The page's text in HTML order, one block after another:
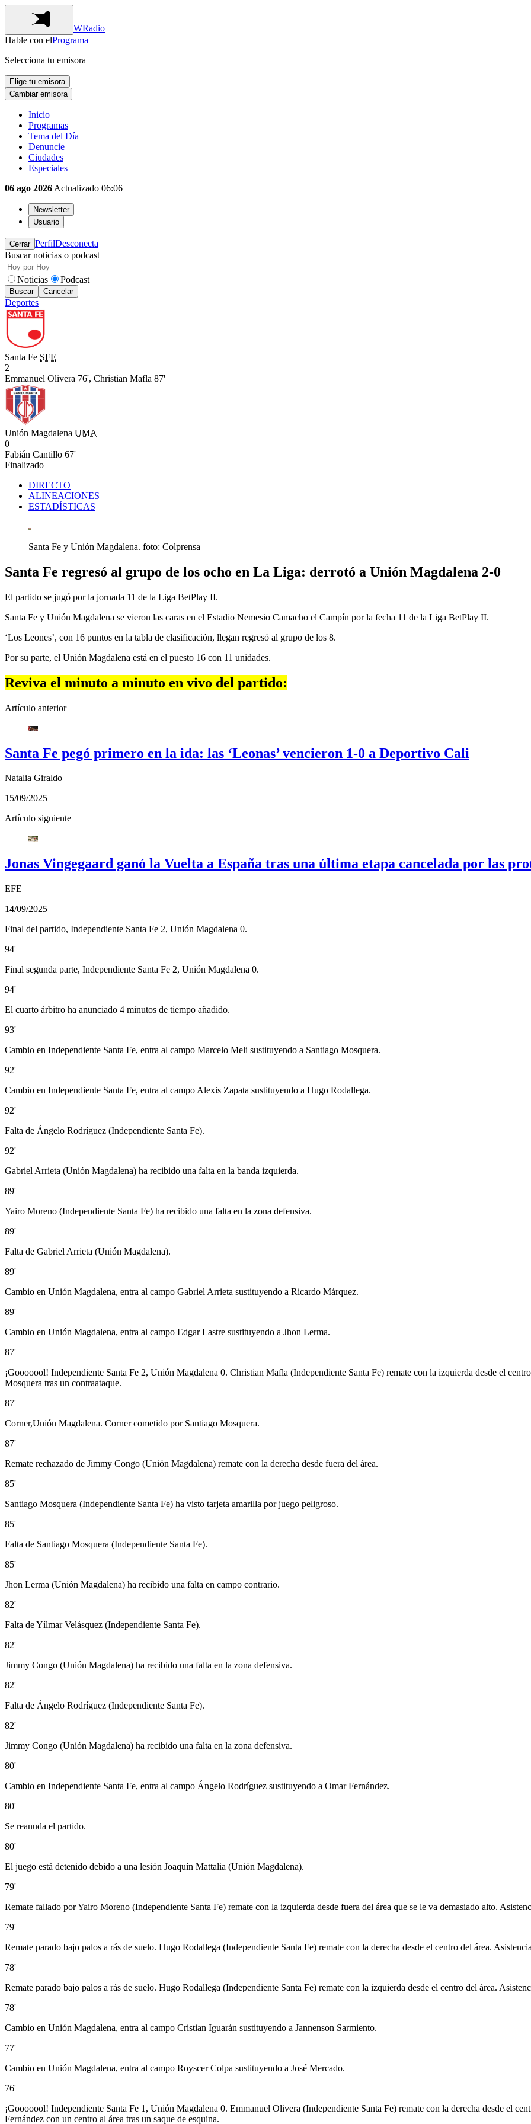
WRadio
Hable con elPrograma
Selecciona tu emisora
Elige tu emisora
Cambiar emisora
Inicio
Programas
Tema del Día
Denuncie
Ciudades
Especiales
06 ago 2026 Actualizado 06:06
Newsletter
Usuario
Cerrar PerfilDesconecta
Buscar noticias o podcast
Noticias Podcast
Buscar Cancelar
Deportes
Santa Fe SFE
2
Emmanuel Olivera 76', Christian Mafla 87'
Unión Magdalena UMA
0
Fabián Cantillo 67'
Finalizado
DIRECTO
ALINEACIONES
ESTADÍSTICAS
Santa Fe y Unión Magdalena. foto: Colprensa
Santa Fe regresó al grupo de los ocho en La Liga: derrotó a Unión Magdalena 2-0
El partido se jugó por la jornada 11 de la Liga BetPlay II.
Santa Fe y Unión Magdalena se vieron las caras en el Estadio Nemesio Camacho el Campín por la fecha 11 de la Liga BetPlay II.
‘Los Leones’, con 16 puntos en la tabla de clasificación, llegan regresó al grupo de los 8.
Por su parte, el Unión Magdalena está en el puesto 16 con 11 unidades.
Reviva el minuto a minuto en vivo del partido:
Artículo anterior
Santa Fe pegó primero en la ida: las ‘Leonas’ vencieron 1-0 a Deportivo Cali
Natalia Giraldo
15/09/2025
Artículo siguiente
Jonas Vingegaard ganó la Vuelta a España tras una última etapa cancelada por las
EFE
14/09/2025
Final del partido, Independiente Santa Fe 2, Unión Magdalena 0.
94'
Final segunda parte, Independiente Santa Fe 2, Unión Magdalena 0.
94'
El cuarto árbitro ha anunciado 4 minutos de tiempo añadido.
93'
Cambio en Independiente Santa Fe, entra al campo Marcelo Meli sustituyendo a Santiago Mosquera.
92'
Cambio en Independiente Santa Fe, entra al campo Alexis Zapata sustituyendo a Hugo Rodallega.
92'
Falta de Ángelo Rodríguez (Independiente Santa Fe).
92'
Gabriel Arrieta (Unión Magdalena) ha recibido una falta en la banda izquierda.
89'
Yairo Moreno (Independiente Santa Fe) ha recibido una falta en la zona defensiva.
89'
Falta de Gabriel Arrieta (Unión Magdalena).
89'
Cambio en Unión Magdalena, entra al campo Gabriel Arrieta sustituyendo a Ricardo Márquez.
89'
Cambio en Unión Magdalena, entra al campo Edgar Lastre sustituyendo a Jhon Lerma.
87'
¡Gooooool! Independiente Santa Fe 2, Unión Magdalena 0. Christian Mafla (Independiente Santa Fe) remate con la izquierda desde el
Mosquera tras un contraataque.
87'
Corner,Unión Magdalena. Corner cometido por Santiago Mosquera.
87'
Remate rechazado de Jimmy Congo (Unión Magdalena) remate con la derecha desde fuera del área.
85'
Santiago Mosquera (Independiente Santa Fe) ha visto tarjeta amarilla por juego peligroso.
85'
Falta de Santiago Mosquera (Independiente Santa Fe).
85'
Jhon Lerma (Unión Magdalena) ha recibido una falta en campo contrario.
82'
Falta de Yílmar Velásquez (Independiente Santa Fe).
82'
Jimmy Congo (Unión Magdalena) ha recibido una falta en la zona defensiva.
82'
Falta de Ángelo Rodríguez (Independiente Santa Fe).
82'
Jimmy Congo (Unión Magdalena) ha recibido una falta en la zona defensiva.
80'
Cambio en Independiente Santa Fe, entra al campo Ángelo Rodríguez sustituyendo a Omar Fernández.
80'
Se reanuda el partido.
80'
El juego está detenido debido a una lesión Joaquín Mattalia (Unión Magdalena).
79'
Remate fallado por Yairo Moreno (Independiente Santa Fe) remate con la izquierda desde fuera del área que se le va demasiado alto.
79'
Remate parado bajo palos a rás de suelo. Hugo Rodallega (Independiente Santa Fe) remate con la derecha desde el centro del área.
78'
Remate parado bajo palos a rás de suelo. Hugo Rodallega (Independiente Santa Fe) remate con la izquierda desde el centro del área.
78'
Cambio en Unión Magdalena, entra al campo Cristian Iguarán sustituyendo a Jannenson Sarmiento.
77'
Cambio en Unión Magdalena, entra al campo Royscer Colpa sustituyendo a José Mercado.
76'
¡Gooooool! Independiente Santa Fe 1, Unión Magdalena 0. Emmanuel Olivera (Independiente Santa Fe) remate con la derecha desde el
Fernández con un centro al área tras un saque de esquina.